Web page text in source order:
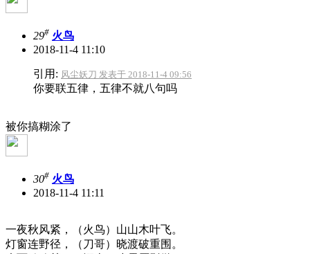
29# 火鸟
2018-11-4 11:10
引用: 风尘妖刀 发表于 2018-11-4 09:56
你要联五律，五律不就八句吗
被你搞糊涂了
30# 火鸟
2018-11-4 11:11
一夜秋风紧，（火鸟）山山木叶飞。
灯窗连野径，（刀哥）晓渡破重围。